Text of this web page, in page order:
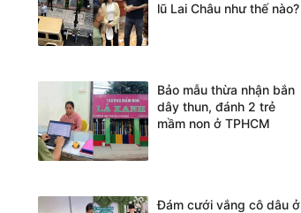
lũ Lai Châu như thế nào?
Bảo mẫu thừa nhận bắn
dây thun, đánh 2 trẻ
mầm non ở TPHCM
Đám cưới vắng cô dâu ở